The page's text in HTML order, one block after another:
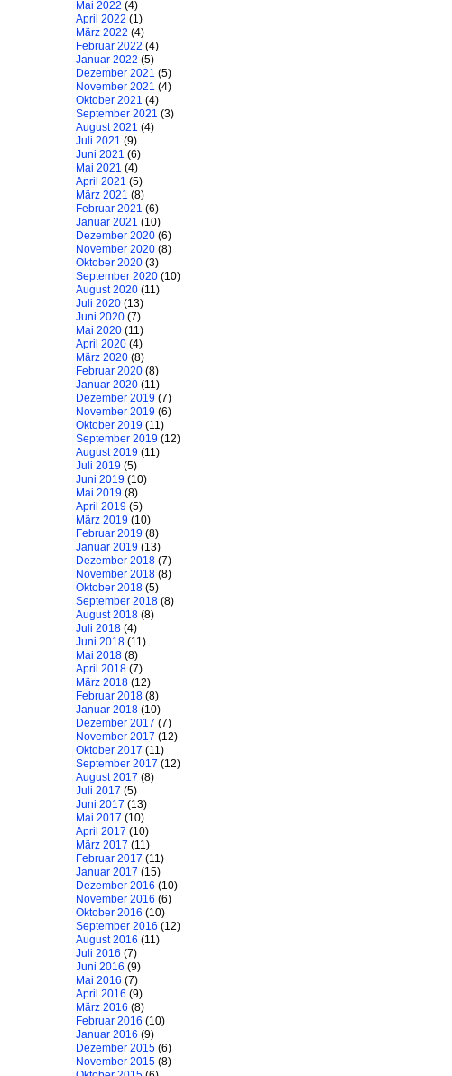
Mai 2022 (4)
April 2022 (1)
März 2022 (4)
Februar 2022 (4)
Januar 2022 (5)
Dezember 2021 (5)
November 2021 (4)
Oktober 2021 (4)
September 2021 (3)
August 2021 (4)
Juli 2021 (9)
Juni 2021 (6)
Mai 2021 (4)
April 2021 (5)
März 2021 (8)
Februar 2021 (6)
Januar 2021 (10)
Dezember 2020 (6)
November 2020 (8)
Oktober 2020 (3)
September 2020 (10)
August 2020 (11)
Juli 2020 (13)
Juni 2020 (7)
Mai 2020 (11)
April 2020 (4)
März 2020 (8)
Februar 2020 (8)
Januar 2020 (11)
Dezember 2019 (7)
November 2019 (6)
Oktober 2019 (11)
September 2019 (12)
August 2019 (11)
Juli 2019 (5)
Juni 2019 (10)
Mai 2019 (8)
April 2019 (5)
März 2019 (10)
Februar 2019 (8)
Januar 2019 (13)
Dezember 2018 (7)
November 2018 (8)
Oktober 2018 (5)
September 2018 (8)
August 2018 (8)
Juli 2018 (4)
Juni 2018 (11)
Mai 2018 (8)
April 2018 (7)
März 2018 (12)
Februar 2018 (8)
Januar 2018 (10)
Dezember 2017 (7)
November 2017 (12)
Oktober 2017 (11)
September 2017 (12)
August 2017 (8)
Juli 2017 (5)
Juni 2017 (13)
Mai 2017 (10)
April 2017 (10)
März 2017 (11)
Februar 2017 (11)
Januar 2017 (15)
Dezember 2016 (10)
November 2016 (6)
Oktober 2016 (10)
September 2016 (12)
August 2016 (11)
Juli 2016 (7)
Juni 2016 (9)
Mai 2016 (7)
April 2016 (9)
März 2016 (8)
Februar 2016 (10)
Januar 2016 (9)
Dezember 2015 (6)
November 2015 (8)